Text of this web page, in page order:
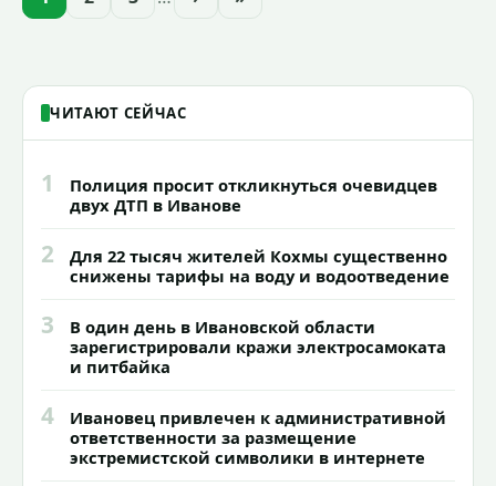
ЧИТАЮТ СЕЙЧАС
1
Полиция просит откликнуться очевидцев
двух ДТП в Иванове
2
Для 22 тысяч жителей Кохмы существенно
снижены тарифы на воду и водоотведение
3
В один день в Ивановской области
зарегистрировали кражи электросамоката
и питбайка
4
Ивановец привлечен к административной
ответственности за размещение
экстремистской символики в интернете